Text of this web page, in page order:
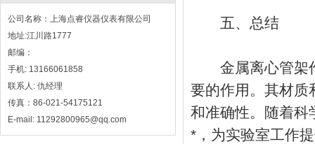
公司名称：上海点睿仪器仪表有限公司
地址:江川路1777
邮编：
手机: 13166061858
联系人: 仇经理
传真：86-021-54175121
E-mail: 11292800965@qq.com
五、总结
金属离心管架作
要的作用。其材质
和准确性。随着科
*，为实验室工作